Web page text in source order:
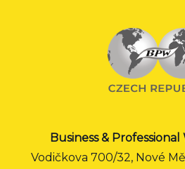
Business & Professional
Vodičkova 700/32, Nové